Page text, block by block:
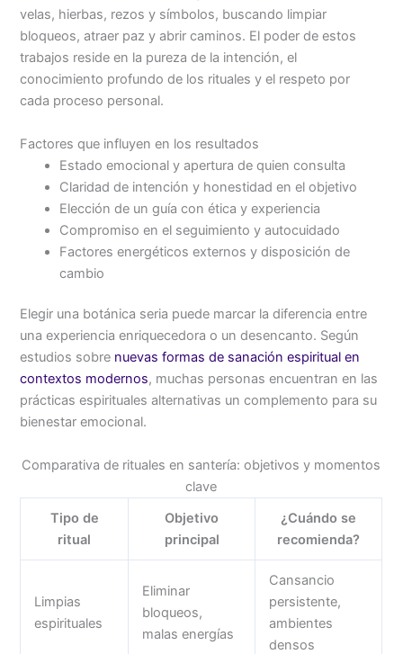
velas, hierbas, rezos y símbolos, buscando limpiar
bloqueos, atraer paz y abrir caminos. El poder de estos
trabajos reside en la pureza de la intención, el
conocimiento profundo de los rituales y el respeto por
cada proceso personal.
Factores que influyen en los resultados
Estado emocional y apertura de quien consulta
Claridad de intención y honestidad en el objetivo
Elección de un guía con ética y experiencia
Compromiso en el seguimiento y autocuidado
Factores energéticos externos y disposición de
cambio
Elegir una botánica seria puede marcar la diferencia entre
una experiencia enriquecedora o un desencanto. Según
estudios sobre nuevas formas de sanación espiritual en
contextos modernos, muchas personas encuentran en las
prácticas espirituales alternativas un complemento para su
bienestar emocional.
Comparativa de rituales en santería: objetivos y momentos
clave
Tipo de
ritual
Objetivo
principal
¿Cuándo se
recomienda?
Limpias
espirituales
Eliminar
bloqueos,
malas energías
Cansancio
persistente,
ambientes
densos